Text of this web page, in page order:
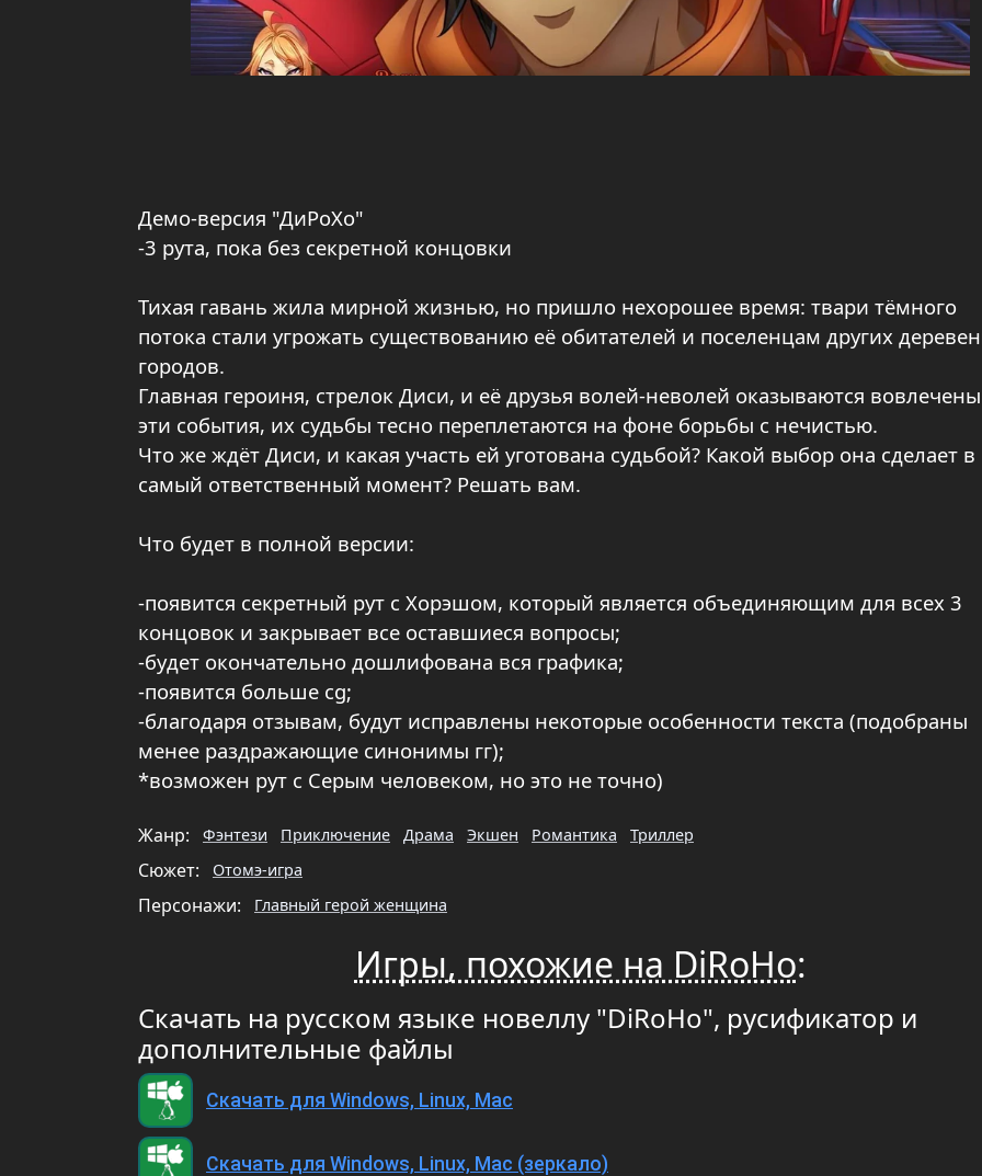
Демо-версия "ДиРоХо"
-3 рута, пока без секретной концовки
Тихая гавань жила мирной жизнью, но пришло нехорошее время: твари тёмного
потока стали угрожать существованию её обитателей и поселенцам других
городов.
Главная героиня, стрелок Диси, и её друзья волей-неволей оказываются
эти события, их судьбы тесно переплетаются на фоне борьбы с нечистью.
Что же ждёт Диси, и какая участь ей уготована судьбой? Какой выбор она сделает в
самый ответственный момент? Решать вам.
Что будет в полной версии:
-появится секретный рут с Хорэшом, который является объединяющим для всех 3
концовок и закрывает все оставшиеся вопросы;
-будет окончательно дошлифована вся графика;
-появится больше cg;
-благодаря отзывам, будут исправлены некоторые особенности текста (подобраны
менее раздражающие синонимы гг);
*возможен рут с Серым человеком, но это не точно)
Жанр: Фэнтези Приключение Драма Экшен Романтика Триллер
Сюжет: Отомэ-игра
Персонажи: Главный герой женщина
Игры, похожие на DiRoHo:
Скачать на русском языке новеллу "DiRoHo", русификатор и
дополнительные файлы
Скачать для Windows, Linux, Mac
Скачать для Windows, Linux, Mac (зеркало)